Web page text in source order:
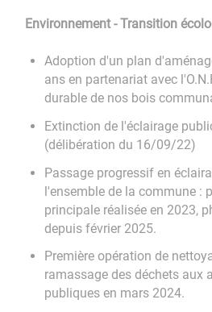
Environnement - Transition
Adoption d'un plan
ans en partenariat avec
durable de nos bois
Extinction de l'éclairage
(délibération du 16/09/22)
Passage progressif en
l'ensemble de la commune :
principale réalisée en 2023,
depuis février 2025.
Première opération de
ramassage des déchets aux
publiques en mars 2024.